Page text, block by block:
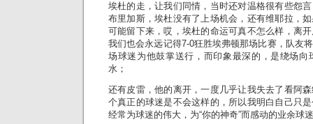
埃杜的走，让我们同情，当时还对温格很有些怨
布里加斯，埃杜没有了上场机会，还有维耶拉，
可能留下来，哎，埃杜的命运可真不怎么样，离
我们也会永远记得7-0狂胜埃弗顿那场比赛，队友
场球迷为他鼓掌送行，而印象最深的，是绕场向
水；
还有皮雷，他的离开，一度几乎让我失去了看阿
个真正的球迷是不会这样的，所以我明白自己只
经常为球迷的伟大，为“你的神奇”而感动的业余球